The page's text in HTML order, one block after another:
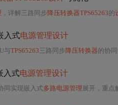
，详解三路同步降压转换器TPS65263的
入式电源管理设计
与TPS65263三路同步降压转换器的协同
入式电源管理设计
同实现嵌入式多路电源管理 展开，重点